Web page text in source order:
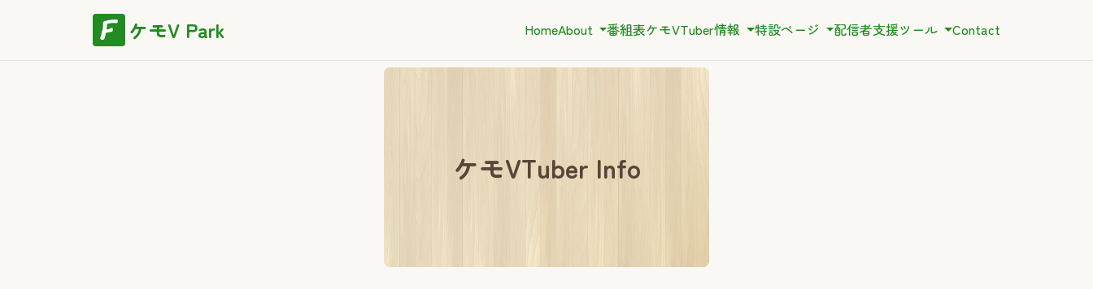
ケモV Park HomeAbout 番組表ケモVTuber情報 特設ページ 配信者支援ツール Contact
ケモVTuber Info